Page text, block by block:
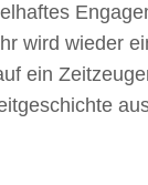
wird wieder
ein